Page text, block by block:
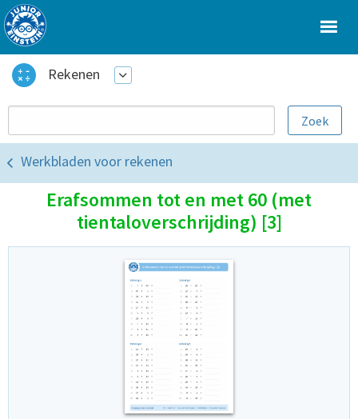
Rekenen
Werkbladen voor rekenen
Erafsommen tot en met 60 (met
tientaloverschrijding) [3]